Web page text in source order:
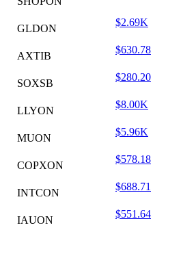
GLDON
$2.69K
AXTIB
$630.78
SOXSB
$280.20
LLYON
$8.00K
MUON
$5.96K
COPXON
$578.18
INTCON
$688.71
IAUON
$551.64